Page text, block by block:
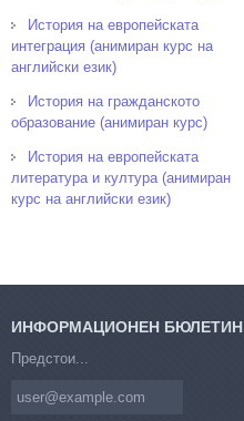
История на европейската
интеграция (анимиран курс на
английски език)
История на гражданското
образование (анимиран курс)
История на европейската
литература и култура (анимиран
курс на английски език)
ИНФОРМАЦИОНЕН БЮЛЕТИН
Предстои...